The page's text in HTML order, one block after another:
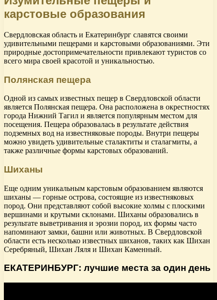
карстовые образования
Свердловская область и Екатеринбург славятся своими
удивительными пещерами и карстовыми образованиями. Эти
природные достопримечательности привлекают туристов со
всего мира своей красотой и уникальностью.
Полянская пещера
Одной из самых известных пещер в Свердловской области
является Полянская пещера. Она расположена в окрестностях
города Нижний Тагил и является популярным местом для
посещения. Пещера образовалась в результате действия
подземных вод на известняковые породы. Внутри пещеры
можно увидеть удивительные сталактиты и сталагмиты, а
также различные формы карстовых образований.
Шиханы
Еще одним уникальным карстовым образованием являются
шиханы — горные острова, состоящие из известняковых
пород. Они представляют собой высокие холмы с плоскими
вершинами и крутыми склонами. Шиханы образовались в
результате выветривания и эрозии пород, их формы часто
напоминают замки, башни или животных. В Свердловской
области есть несколько известных шиханов, таких как Шихан
Серебряный, Шихан Ляля и Шихан Каменный.
ЕКАТЕРИНБУРГ: лучшие места за один день